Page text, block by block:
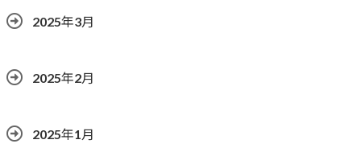
2025年3月
2025年2月
2025年1月